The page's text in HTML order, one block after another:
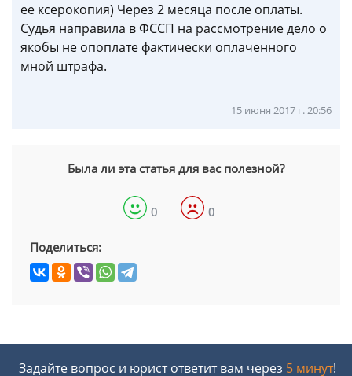
ее ксерокопия) Через 2 месяца после оплаты.
Судья направила в ФССП на рассмотрение дело о
якобы не опоплате фактически оплаченного
мной штрафа.
15 июня 2017 г. 20:56
Была ли эта статья для вас полезной?
0 0
Поделиться:
Задайте вопрос и юрист ответит вам через 5 минут!